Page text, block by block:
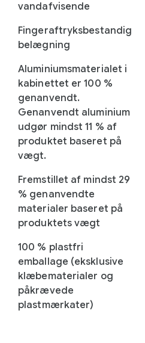
vandafvisende
Fingeraftryksbestandig
belægning
Aluminiumsmaterialet i
kabinettet er 100 %
genanvendt.
Genanvendt aluminium
udgør mindst 11 % af
produktet baseret på
vægt.
Fremstillet af mindst 29
% genanvendte
materialer baseret på
produktets vægt
100 % plastfri
emballage (eksklusive
klæbematerialer og
påkrævede
plastmærkater)